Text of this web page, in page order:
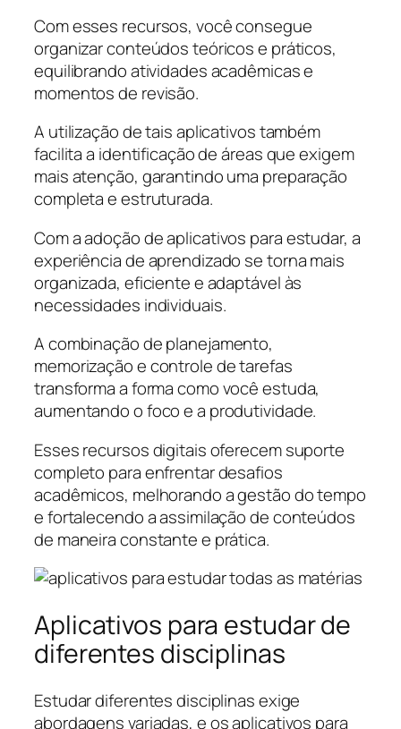
Com esses recursos, você consegue
organizar conteúdos teóricos e práticos,
equilibrando atividades acadêmicas e
momentos de revisão.
A utilização de tais aplicativos também
facilita a identificação de áreas que exigem
mais atenção, garantindo uma preparação
completa e estruturada.
Com a adoção de aplicativos para estudar, a
experiência de aprendizado se torna mais
organizada, eficiente e adaptável às
necessidades individuais.
A combinação de planejamento,
memorização e controle de tarefas
transforma a forma como você estuda,
aumentando o foco e a produtividade.
Esses recursos digitais oferecem suporte
completo para enfrentar desafios
acadêmicos, melhorando a gestão do tempo
e fortalecendo a assimilação de conteúdos
de maneira constante e prática.
Aplicativos para estudar de
diferentes disciplinas
Estudar diferentes disciplinas exige
abordagens variadas, e os aplicativos para